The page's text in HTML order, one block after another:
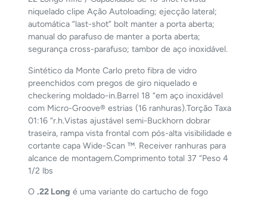
niquelado clipe Ação Autoloading; ejecção lateral;
automática “last-shot” bolt manter a porta aberta;
manual do parafuso de manter a porta aberta;
segurança cross-parafuso; tambor de aço inoxidável.
Sintético da Monte Carlo preto fibra de vidro
preenchidos com pregos de giro niquelado e
checkering moldado-in.Barrel 18 “em aço inoxidável
com Micro-Groove® estrias (16 ranhuras).Torção Taxa
01:16 “r.h.Vistas ajustável semi-Buckhorn dobrar
traseira, rampa vista frontal com pós-alta visibilidade e
cortante capa Wide-Scan ™. Receiver ranhuras para
alcance de montagem.Comprimento total 37 “Peso 4
1/2 lbs
O.22 Long é uma variante do cartucho de fogo